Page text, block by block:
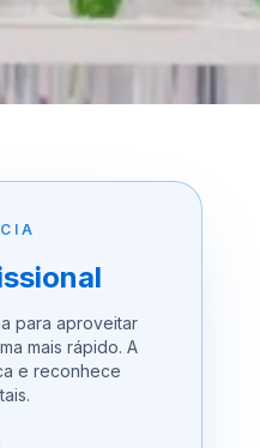
para aproveitar
mais rápido. A
e reconhece